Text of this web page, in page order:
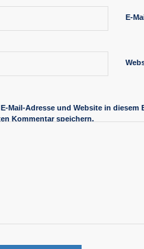
E-
E-Mail-Adresse und Website in diesem
Kommentar speichern.